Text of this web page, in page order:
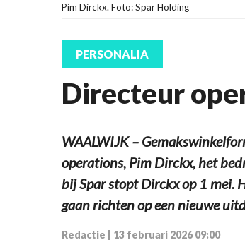
Pim Dirckx. Foto: Spar Holding
PERSONALIA
Directeur
WAALWIJK –
operations, Pim Dirckx, het
bij Spar stopt Dirckx op 1 mei.
gaan richten op een nieuwe
Redactie 13 februari 2026 09:00